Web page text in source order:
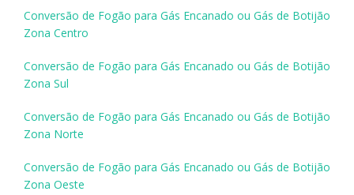
Conversão de Fogão para Gás Encanado ou Gás de Botijão
Zona Centro
Conversão de Fogão para Gás Encanado ou Gás de Botijão
Zona Sul
Conversão de Fogão para Gás Encanado ou Gás de Botijão
Zona Norte
Conversão de Fogão para Gás Encanado ou Gás de Botijão
Zona Oeste